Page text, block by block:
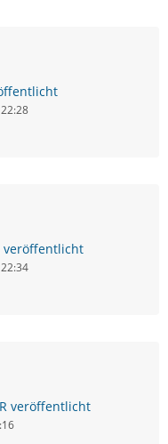
veröffentlicht
veröffentlicht